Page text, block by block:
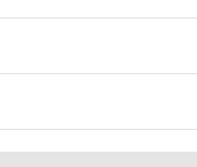
...